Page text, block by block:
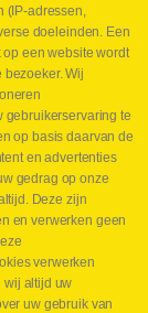
(IP-adressen,
doeleinden. Een
een website wordt
Wij
gebruikerservaring te
op basis daarvan de
en advertenties
gedrag op onze
Deze zijn
en verwerken geen
verwerken
wij altijd uw
uw gebruik van